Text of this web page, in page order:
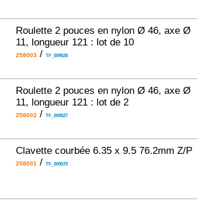
Roulette 2 pouces en nylon Ø 46, axe Ø
11, longueur 121 : lot de 10
258003/ TF_009526
Roulette 2 pouces en nylon Ø 46, axe Ø
11, longueur 121 : lot de 2
258002/ TF_009527
Clavette courbée 6.35 x 9.5 76.2mm Z/P
258001/ TF_009570